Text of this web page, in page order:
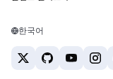
채용
테더 가격
BTC를 INR로 환전
ETH를 USDT로 환전
USDT 매수
솔라나 지갑
한국어